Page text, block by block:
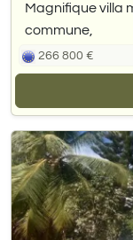
Magnifique villa
commune,
266 800 €